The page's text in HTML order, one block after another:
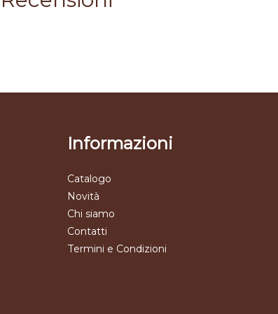
Informazioni
Catalogo
Novità
Chi siamo
Contatti
Termini e Condizioni